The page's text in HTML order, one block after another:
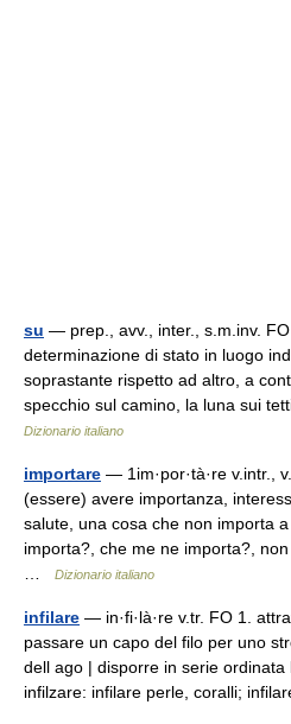
su — prep., avv., inter., s.m.inv.
determinazione di stato in luogo
soprastante rispetto ad altro, a
specchio sul camino, la luna sui
Dizionario italiano
importare — 1im·por·tà·re v.intr.,
(essere) avere importanza,
salute, una cosa che non importa
importa?, che me ne importa?,
Dizionario italiano
infilare — in·fi·là·re v.tr. FO 1.
passare un capo del filo per uno
dell ago | disporre in serie
infilzare: infilare perle, coralli;